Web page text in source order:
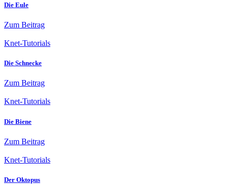
Die Eule
Zum Beitrag
Knet-Tutorials
Die Schnecke
Zum Beitrag
Knet-Tutorials
Die Biene
Zum Beitrag
Knet-Tutorials
Der Oktopus